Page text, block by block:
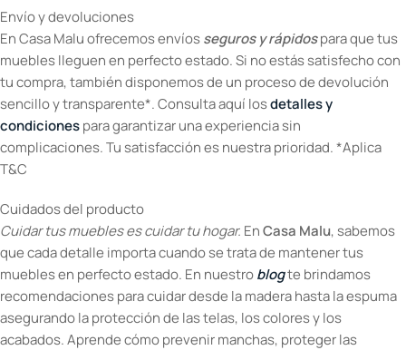
Envío y devoluciones
En Casa Malu ofrecemos envíosseguros y rápidospara que tus
muebles lleguen en perfecto estado. Si no estás satisfecho con
tu compra, también disponemos de un proceso de devolución
sencillo y transparente*. Consulta aquí losdetalles y
condicionespara garantizar una experiencia sin
complicaciones. Tu satisfacción es nuestra prioridad. *Aplica
T&C
Cuidados del producto
Cuidar tus muebles es cuidar tu hogar. EnCasa Malu, sabemos
que cada detalle importa cuando se trata de mantener tus
muebles en perfecto estado. En nuestroblogte brindamos
recomendaciones para cuidar desde la madera hasta la espuma
asegurando la protección de las telas, los colores y los
acabados. Aprende cómo prevenir manchas, proteger las